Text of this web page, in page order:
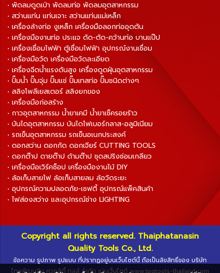
• พัดลมดูดเป่า พัดลมท่อ พัดลมอุตสาหกรรม
• สว่านแท่น แท่นเจาะ สว่านแท่นแม่เหล็ก
• เครื่องล้างท่อ งูเหล็ก เครื่องมือลอกท่ออุดตัน
• เครื่องมืองานท่อ ประแจ ดัด-ตัด-คว้านท่อ บานแป๊ป
• เครื่องเชื่อมไฟฟ้า ตู้เชื่อมไฟฟ้า อุปกรณ์งานเชื่อม
• เครื่องมือวัด เครื่องมือวัดละเอียด
• เครื่องฉีดน้ำแรงดันสูง เครื่องดูดฝุ่นอุตสาหกรรม
• ปั๊มน้ำ ปั๊มจุ่ม ปั๊มแช่ ปั๊มเทสท่อ ปั๊มชนิดต่างๆ
• สลิงโพลีเยสเตอร์ สลิงยกของ
• เครื่องมือก่อสร้าง
• กาวอุตสาหกรรม น้ำยาเคมี น้ำยาเช็ครอยร้าว
• บันไดอุตสาหกรรม บันไดไฟเบอร์กลาส-อลูมิเนียม
• รถเข็นอุตสาหกรรม รถเข็นอเนกประสงค์
• ดอกสว่าน ดอกกัด ดอกเจียร์ CUTTING TOOLS
• ดอกต๊าป ดายต๊าป ด้ามต๊าป ชุดสปริงซ่อมเกลียว
• เครื่องมือเวิร์คช็อป เครื่องมืองานไม้ DIY
• ล้อเก็บสายไฟ ล้อเก็บสายลม ล้อวัดระยะ
• อุปกรณ์ความปลอดภัย-เซฟตี้ อุปกรณ์แพ็คสินค้า
• ไฟส่องสว่าง และอุปกรณ์ช่าง LIGHTING
Copyright all rights reserved. Thaiphatanasin
Quality Tools Co., Ltd.
ข้อความ รูปภาพ รูปแบบ ที่ปรากฏอยู่บนเว็บไซต์นี้ ถือเป็นลิขสิทธิ์ของ บริษัท